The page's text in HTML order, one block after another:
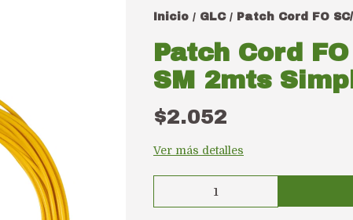
Inicio / GLC / Patch Cord FO
Patch Cord
SM 2mts
$2.052
Ver más detalles